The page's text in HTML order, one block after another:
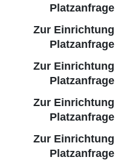
Platzanfrage
Zur Einrichtung
Platzanfrage
Zur Einrichtung
Platzanfrage
Zur Einrichtung
Platzanfrage
Zur Einrichtung
Platzanfrage